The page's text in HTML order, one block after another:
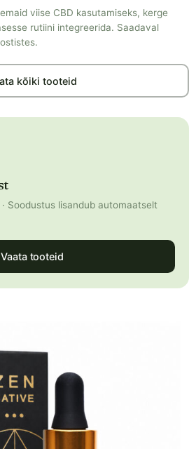
viise CBD kasutamiseks, kerge
rutiini integreerida. Saadaval
kõiki tooteid
Soodustus lisandub automaatselt
Vaata tooteid